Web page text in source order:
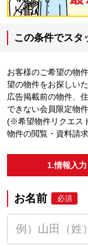
この条件でスタ
お客様のご希望の物
望の物件をお探しいた
広告掲載前の物件、
できない会員限定物
(※希望物件リクエス
物件の閲覧・資料請
1.情報入力
お名前 必須